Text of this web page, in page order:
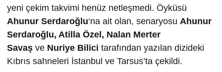
yeni çekim takvimi henüz netleşmedi. Öyküsü
Ahunur Serdaroğlu‘na ait olan, senaryosu Ahunur
Serdaroğlu, Atilla Özel, Nalan Merter
Savaş ve Nuriye Bilici tarafından yazılan dizideki
Kıbrıs sahneleri İstanbul ve Tarsus’ta çekildi.